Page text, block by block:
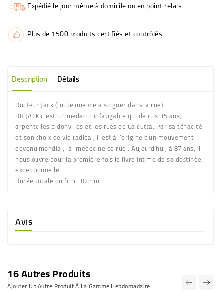
Expédié le jour même à domicile ou en point relais
Plus de 1500 produits certifiés et contrôlés
Description Détails
Docteur Jack (Toute une vie a soigner dans la rue)
DR JACK c’est un médecin infatigable qui depuis 35 ans,
arpente les bidonvilles et les rues de Calcutta. Par sa ténacité
et son choix de vie radical, il est à l’origine d’un mouvement
devenu mondial, la “médecine de rue”. Aujourd’hui, à 87 ans, il
nous ouvre pour la première fois le livre intime de sa destinée
exceptionnelle.
Durée totale du film : 82min
Avis
16 Autres Produits
Ajouter Un Autre Produit À La Gamme Hebdomadaire